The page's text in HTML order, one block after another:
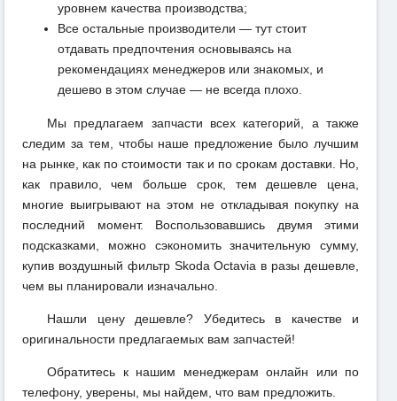
уровнем качества производства;
Все остальные производители — тут стоит
отдавать предпочтения основываясь на
рекомендациях менеджеров или знакомых, и
дешево в этом случае — не всегда плохо.
Мы предлагаем запчасти всех категорий, а также
следим за тем, чтобы наше предложение было лучшим
на рынке, как по стоимости так и по срокам доставки. Но,
как правило, чем больше срок, тем дешевле цена,
многие выигрывают на этом не откладывая покупку на
последний момент. Воспользовавшись двумя этими
подсказками, можно сэкономить значительную сумму,
купив воздушный фильтр Skoda Octavia в разы дешевле,
чем вы планировали изначально.
Нашли цену дешевле? Убедитесь в качестве и
оригинальности предлагаемых вам запчастей!
Обратитесь к нашим менеджерам онлайн или по
телефону, уверены, мы найдем, что вам предложить.